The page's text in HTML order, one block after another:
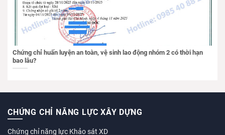
Chứng chỉ huấn luyện an toàn, vệ sinh lao động nhóm 2 có thời hạn
bao lâu?
CHỨNG CHỈ NĂNG LỰC XÂY DỰNG
Chứng chỉ năng lực Khảo sát XD